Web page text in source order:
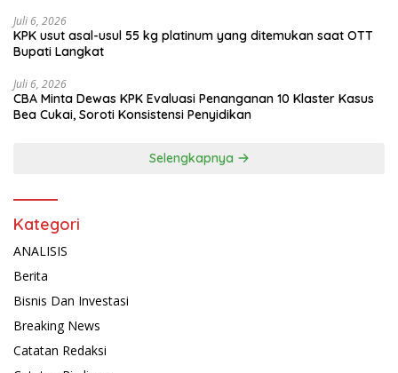
Juli 6, 2026
KPK usut asal-usul 55 kg platinum yang ditemukan saat OTT
Bupati Langkat
Juli 6, 2026
CBA Minta Dewas KPK Evaluasi Penanganan 10 Klaster Kasus
Bea Cukai, Soroti Konsistensi Penyidikan
Selengkapnya
Kategori
ANALISIS
Berita
Bisnis Dan Investasi
Breaking News
Catatan Redaksi